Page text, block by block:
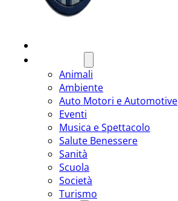
Animali
Ambiente
Auto Motori e Automotive
Eventi
Musica e Spettacolo
Salute Benessere
Sanità
Scuola
Società
Turismo